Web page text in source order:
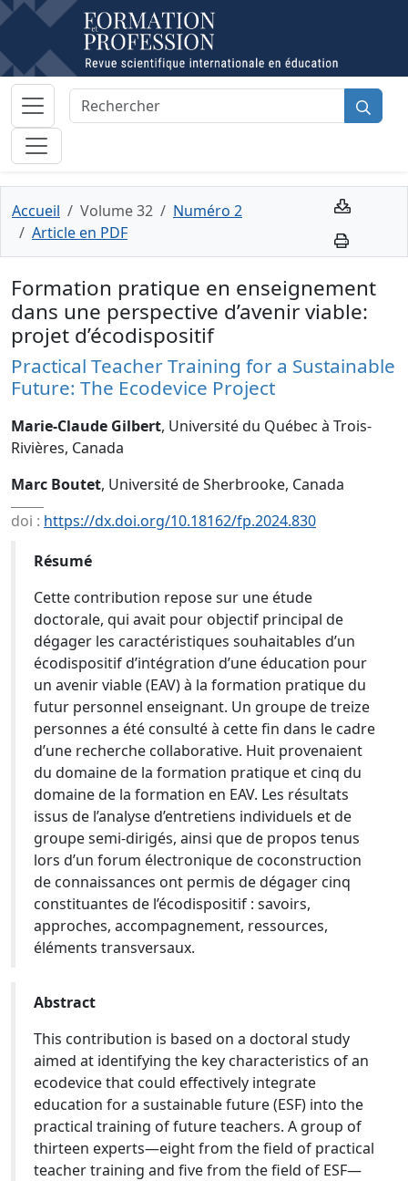
Accueil Volume 32
Numéro 2
Article en PDF
Formation pratique en enseignement
dans une perspective d’avenir viable:
projet d’écodispositif
Practical Teacher Training for a Sustainable
Future: The Ecodevice Project
Marie-Claude Gilbert, Université du Québec à Trois-
Rivières, Canada
Marc Boutet, Université de Sherbrooke, Canada
doi : https://dx.doi.org/10.18162/fp.2024.830
Résumé
Cette contribution repose sur une étude
doctorale, qui avait pour objectif principal de
dégager les caractéristiques souhaitables d’un
écodispositif d’intégration d’une éducation pour
un avenir viable (EAV) à la formation pratique du
futur personnel enseignant. Un groupe de treize
personnes a été consulté à cette fin dans le cadre
d’une recherche collaborative. Huit provenaient
du domaine de la formation pratique et cinq du
domaine de la formation en EAV. Les résultats
issus de l’analyse d’entretiens individuels et de
groupe semi-dirigés, ainsi que de propos tenus
lors d’un forum électronique de coconstruction
de connaissances ont permis de dégager cinq
constituantes de l’écodispositif : savoirs,
approches, accompagnement, ressources,
éléments transversaux.
Abstract
This contribution is based on a doctoral study
aimed at identifying the key characteristics of an
ecodevice that could effectively integrate
education for a sustainable future (ESF) into the
practical training of future teachers. A group of
thirteen experts—eight from the field of practical
teacher training and five from the field of ESF—